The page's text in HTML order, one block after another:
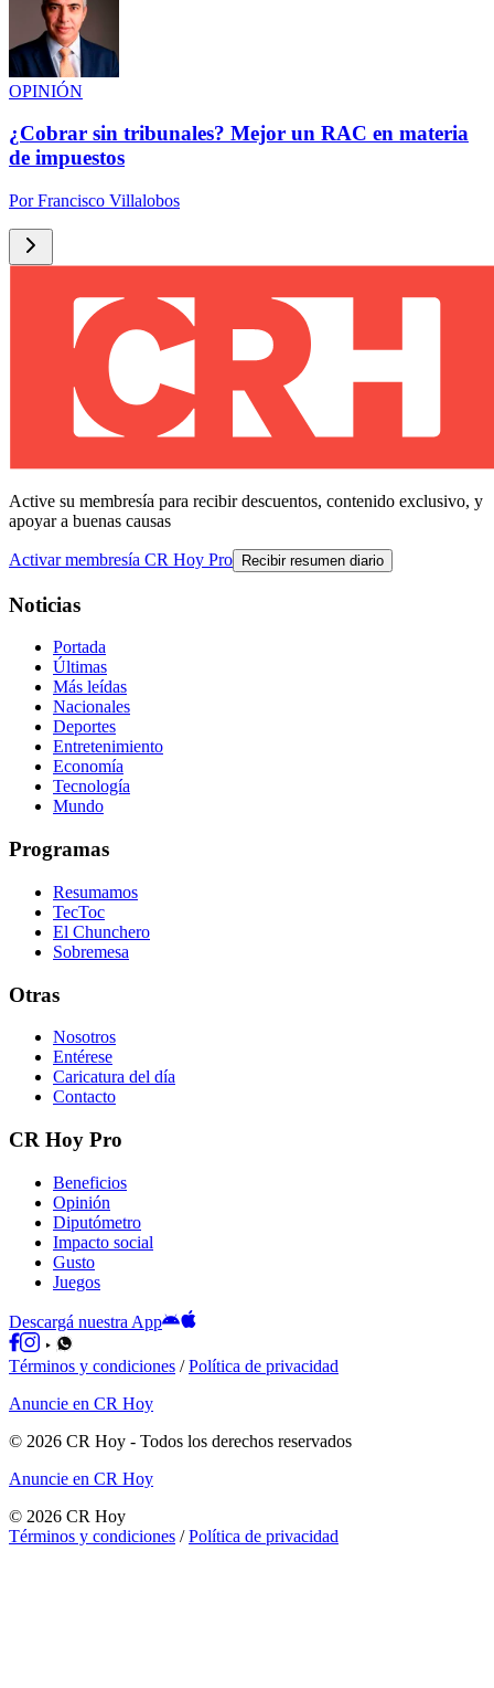
OPINIÓN
¿Cobrar sin tribunales? Mejor un RAC en materia
de impuestos
PorFrancisco Villalobos
Active su membresía para recibir descuentos, contenido exclusivo, y
apoyar a buenas causas
Activar membresía CR Hoy Pro Recibir resumen diario
Noticias
Portada
Últimas
Más leídas
Nacionales
Deportes
Entretenimiento
Economía
Tecnología
Mundo
Programas
Resumamos
TecToc
El Chunchero
Sobremesa
Otras
Nosotros
Entérese
Caricatura del día
Contacto
CR Hoy Pro
Beneficios
Opinión
Diputómetro
Impacto social
Gusto
Juegos
Descargá nuestra App
Términos y condiciones /Política de privacidad
Anuncie en CR Hoy
© 2026 CR Hoy - Todos los derechos reservados
Anuncie en CR Hoy
© 2026 CR Hoy
Términos y condiciones /Política de privacidad